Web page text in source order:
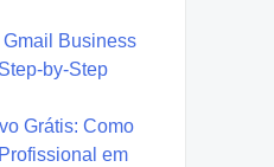
Business
by-Step
Grátis: Como
em